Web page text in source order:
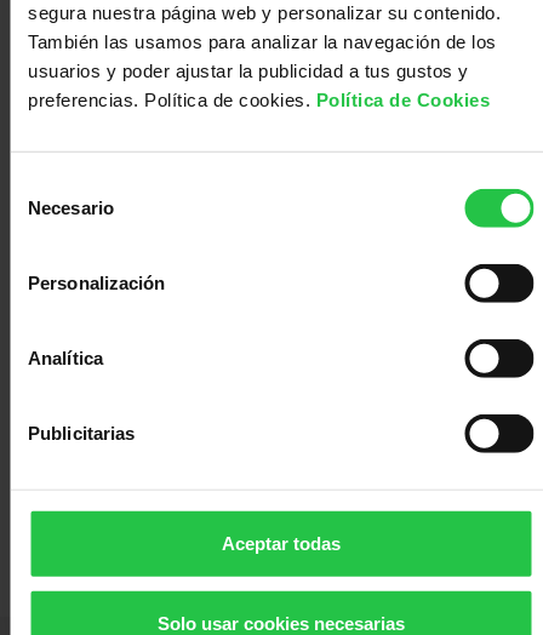
segura nuestra página web y personalizar su contenido.
También las usamos para analizar la navegación de los
usuarios y poder ajustar la publicidad a tus gustos y
preferencias. Política de cookies. Política de Cookies
Necesario
Personalización
Analítica
Publicitarias
Aceptar todas
Solo usar cookies necesarias
Médico
Acompañamiento
Dr. Arkaitz Carracedo
enfermedades como el cáncer.
Te puede interesar:
Artículo de investigación